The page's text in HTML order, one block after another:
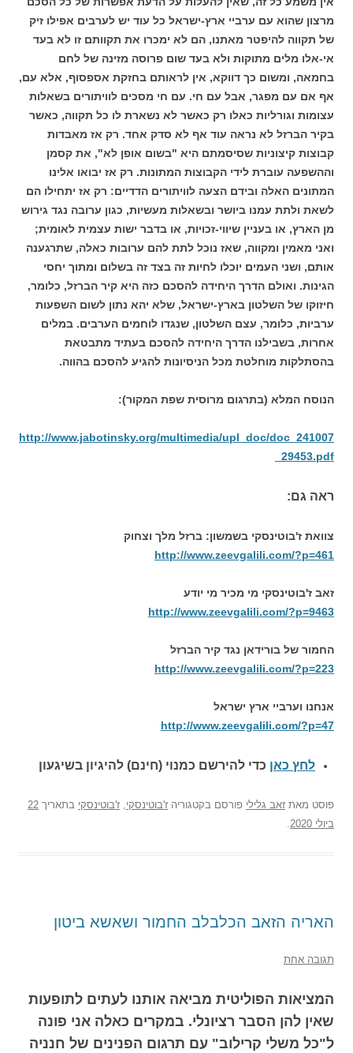
מרצון שהוא עם ערביי ארץ-ישראל כל עוד יש לערבים אפילו זיק
של תקווה להיפטר מאתנו, הם לא ימכרו את תקוותם זו לא בעד
אי-אלו מלים מתוקות ולא בעד שום פרוסה מזינה של לחם
בחמאה, ומשום כך דווקא, אין לראותם בחזקת אספסוף, אלא עם,
אף אם עם מפגר, אבל עם חי. עם חי מסכים לוויתורים בשאלות
עצומות וגורליות כאלו רק כאשר לא נשארת לו כל תקווה, כאשר
בקיר הברזל לא נראה עוד אף לא סדק אחד. רק אז מאבדות
קבוצות קיצוניות שסיסמתם היא "בשום אופן לא", את קסמן
וההשפעה עוברת לידי הקבוצות המתונות. רק אז יבואו אלינו
המתונים האלה ובידם הצעה לוויתורים הדדיים: רק אז יתחילו הם
לשאת ולתת עמנו ביושר ובשאלות מעשיות, כגון ערובה נגד גירוש
מן הארץ, או בעניין שיווי-זכויות, או בדבר ישות עצמית לאומית;
ואני מאמין ומקווה, שאז נוכל לתת להם ערובות כאלה, שתרגענה
אותם, ושני העמים יוכלו לחיות זה בצד זה בשלום ומתוך יחסי
הגינות. ואולם הדרך היחידה להסכם כזה היא קיר הברזל, כלומר,
חיזוקו של השלטון בארץ-ישראל, שלא יהא נתון לשום השפעות
ערביות, כלומר, עצם השלטון, שנגדו לוחמים הערבים. במלים
אחרות, בשבילנו הדרך היחידה להסכם בעתיד מתבטאת
בהסתלקות מוחלטת מכל הניסיונות להגיע להסכם בהווה.
הנוסח המלא (בתרגום מרוסית שפת המקור):
http://www.jabotinsky.org/multimedia/upl_doc/doc_241007
_29453.pdf
ראה גם:
צוואת ז'בוטינסקי בשמשון: ברזל מלך וצחוק
http://www.zeevgalili.com/?p=461
זאב ז'בוטינסקי מי מכיר מי יודע
http://www.zeevgalili.com/?p=9463
החמור של בורידאן נגד קיר הברזל
http://www.zeevgalili.com/?p=223
אנחנו וערביי ארץ ישראל
http://www.zeevgalili.com/?p=47
לחץ כאן כדי להירשם כמנוי (חינם) להיגיון בשיגעון
פוסט מאת זאב גלילי פורסם בקטגוריה ז'בוטינסקי, ז'בוטינסקי בתאריך 22
ביולי 2020
.
האריה הזאב הכלבלב החמור ושאשא ביטון
תגובה אחת
המציאות הפוליטית מביאה אותנו לעתים לתופעות
שאין להן הסבר רציונלי. במקרים כאלה אני פונה
ל"כל משלי קרילוב" עם תרגום הפנינים של חנניה